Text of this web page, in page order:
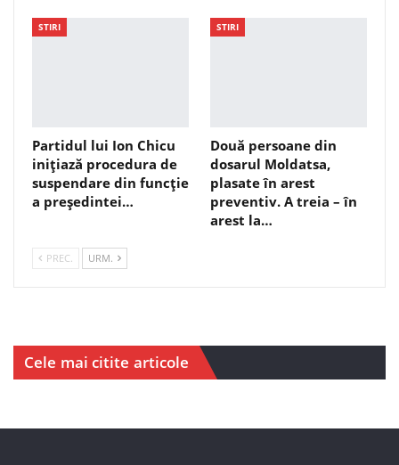
STIRI
Partidul lui Ion Chicu
inițiază procedura de
suspendare din funcție
a președintei…
STIRI
Două persoane din
dosarul Moldatsa,
plasate în arest
preventiv. A treia – în
arest la…
PREC. URM.
Cele mai citite articole